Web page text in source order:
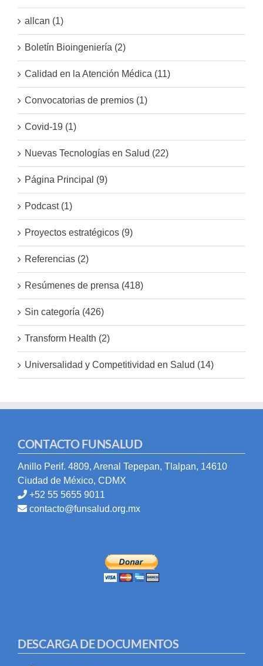
allcan (1)
Boletín Bioingeniería (2)
Calidad en la Atención Médica (11)
Convocatorias de premios (1)
Covid-19 (1)
Nuevas Tecnologías en Salud (22)
Página Principal (9)
Podcast (1)
Proyectos estratégicos (9)
Referencias (2)
Resúmenes de prensa (418)
Sin categoría (426)
Transform Health (2)
Universalidad y Competitividad en Salud (14)
CONTACTO FUNSALUD
Anillo Perif. 4809, Arenal Tepepan, Tlalpan, 14610
Ciudad de México, CDMX
+52 55 5655 9011
contacto@funsalud.org.mx
DESCARGA DE DOCUMENTOS